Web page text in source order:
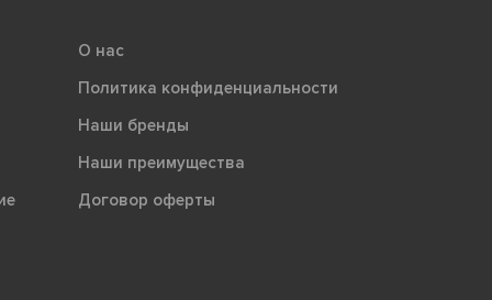
О нас
Политика конфиденциальности
Наши бренды
Наши преимущества
Договор оферты